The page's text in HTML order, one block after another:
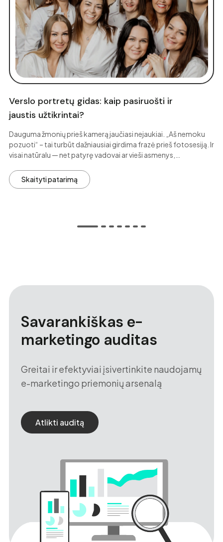
Verslo portretų gidas: kaip pasiruošti ir
jaustis užtikrintai?
Dauguma žmonių prieš kamerą jaučiasi nejaukiai. „Aš nemoku
pozuoti“ – tai turbūt dažniausiai girdima frazė prieš fotosesiją. Ir
visai natūralu — net patyrę vadovai ar vieši asmenys,…
Skaityti patarimą
Savarankiškas e-
marketingo auditas
Greitai ir efektyviai įsivertinkite naudojamų
e-marketingo priemonių arsenalą
Atlikti auditą